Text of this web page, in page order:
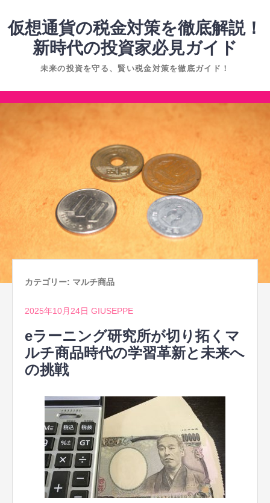
ン
へ
ス
仮想通貨の税金対策を徹底解説！
新時代の投資家必見ガイド
未来の投資を守る、賢い税金対策を徹底ガイド！
コ
テ
カテゴリー: マルチ商品
2025年10月24日 GIUSEPPE
eラーニング研究所が切り拓くマ
ルチ商品時代の学習革新と未来へ
の挑戦